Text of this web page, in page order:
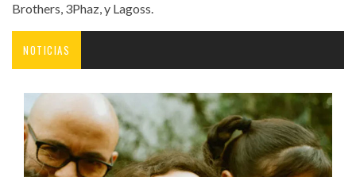
Brothers, 3Phaz, y Lagoss.
NOTICIAS